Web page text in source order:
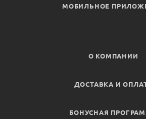
МОБИЛЬНОЕ
О КОМПАНИИ
ДОСТАВКА И
БОНУСНАЯ